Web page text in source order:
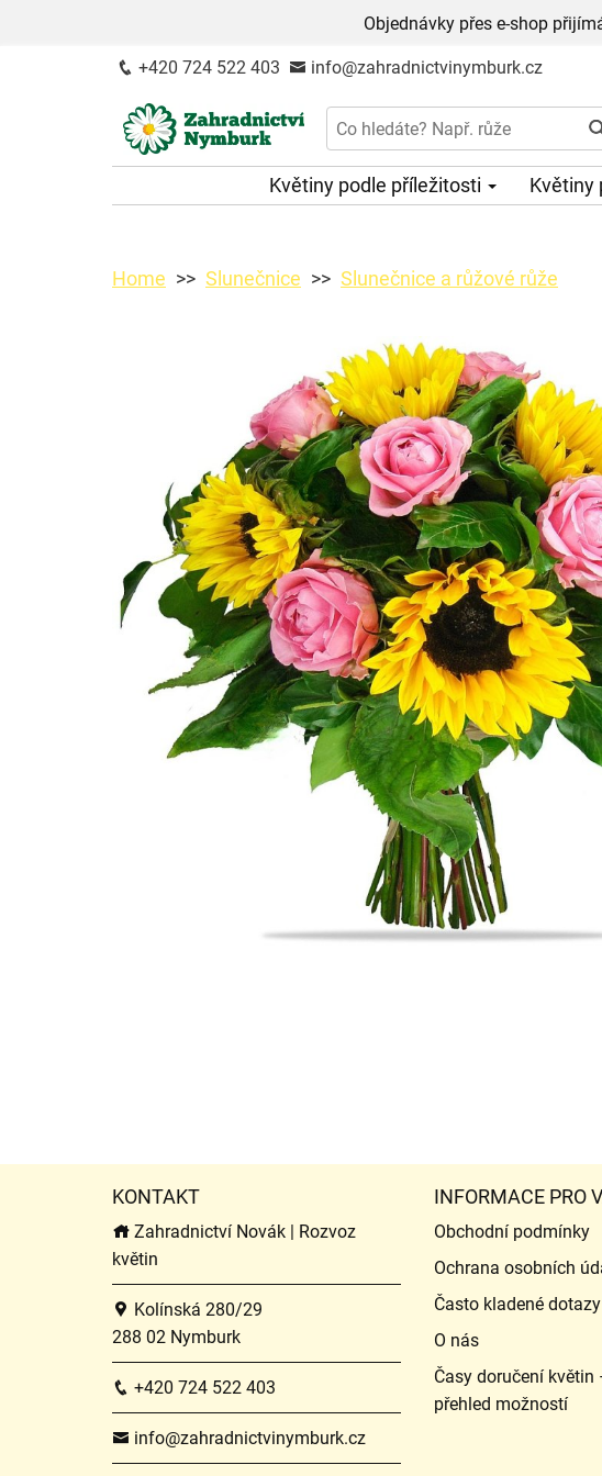
Objednávky přes e-shop
+420 724 522 403 info@zahradnictvinymburk.cz
Květiny podle příležitosti Květiny
Home Slunečnice Slunečnice a růžové růže
KONTAKT
Zahradnictví Novák | Rozvoz
květin
Kolínská 280/29
288 02 Nymburk
+420 724 522 403
info@zahradnictvinymburk.cz
INFORMACE PRO
Obchodní podmínky
Ochrana osobních
Často kladené dotazy
O nás
Časy doručení květin
přehled možností